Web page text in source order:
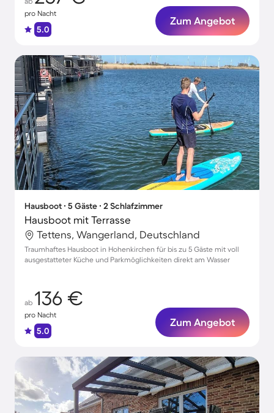
pro Nacht
5.0
Zum Angebot
Hausboot ∙ 5 Gäste ∙ 2 Schlafzimmer
Hausboot mit Terrasse
Tettens, Wangerland, Deutschland
Traumhaftes Hausboot in Hohenkirchen für bis zu 5 Gäste mit voll
ausgestatteter Küche und Parkmöglichkeiten direkt am Wasser
ab 136 €
pro Nacht
5.0
Zum Angebot